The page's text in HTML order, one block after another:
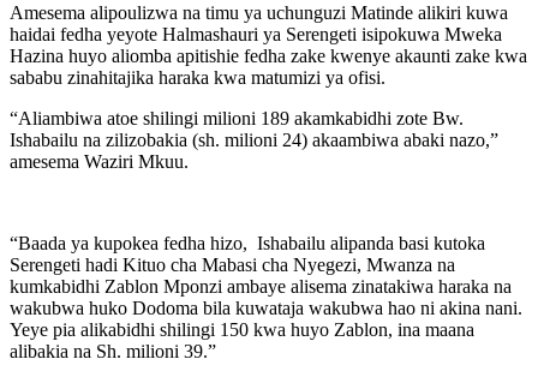
Amesema alipoulizwa na timu ya uchunguzi Matinde alikiri kuwa
haidai fedha yeyote Halmashauri ya Serengeti isipokuwa Mweka
Hazina huyo aliomba apitishie fedha zake kwenye akaunti zake kwa
sababu zinahitajika haraka kwa matumizi ya ofisi.
“Aliambiwa atoe shilingi milioni 189 akamkabidhi zote Bw.
Ishabailu na zilizobakia (sh. milioni 24) akaambiwa abaki nazo,”
amesema Waziri Mkuu.
“Baada ya kupokea fedha hizo, Ishabailu alipanda basi kutoka
Serengeti hadi Kituo cha Mabasi cha Nyegezi, Mwanza na
kumkabidhi Zablon Mponzi ambaye alisema zinatakiwa haraka na
wakubwa huko Dodoma bila kuwataja wakubwa hao ni akina nani.
Yeye pia alikabidhi shilingi 150 kwa huyo Zablon, ina maana
alibakia na Sh. milioni 39.”